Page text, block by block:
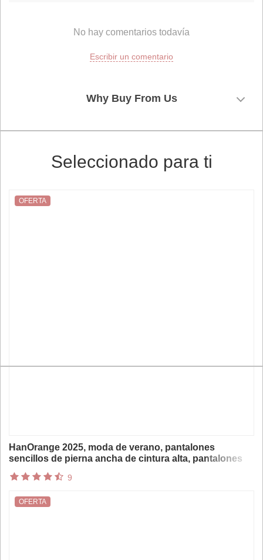
No hay comentarios todavía
Escribir un comentario
Why Buy From Us
Seleccionado para ti
HanOrange 2025, moda de verano, pantalones
sencillos de pierna ancha de cintura alta, pantalones
Vintage
OFERTA
9
OFERTA